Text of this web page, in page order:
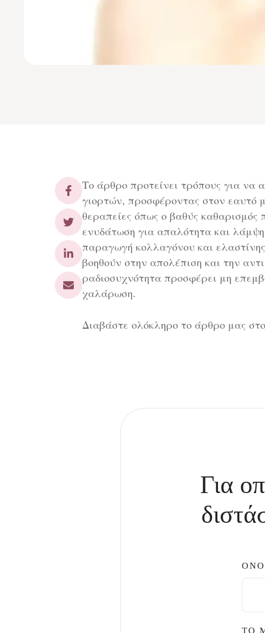
Το άρθρο προτείνει τρόπους για να
γιορτών, προσφέροντας στον εαυτό
θεραπείες όπως ο βαθύς
ενυδάτωση για απαλότητα και
παραγωγή κολλαγόνου και
βοηθούν στην απολέπιση και την
ραδιοσυχνότητα προσφέρει μη
χαλάρωση.
Διαβάστε ολόκληρο το άρθρο μας
Για
ΤΟ